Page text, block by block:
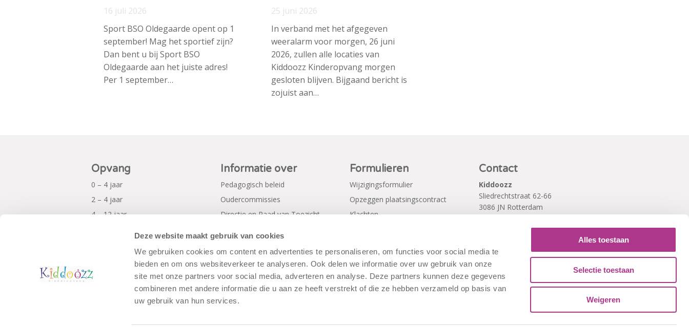
Deze website maakt gebruik van cookies
We gebruiken cookies om content en advertenties te personaliseren, om functies voor social media te
bieden en om ons websiteverkeer te analyseren. Ook delen we informatie over uw gebruik van onze
site met onze partners voor social media, adverteren en analyse. Deze partners kunnen deze gegevens
combineren met andere informatie die u aan ze heeft verstrekt of die ze hebben verzameld op basis van
uw gebruik van hun services.
Alles toestaan
Selectie toestaan
Weigeren
16 juli 2026
Sport BSO Oldegaarde opent op 1
september! Mag het sportief zijn?
Dan bent u bij Sport BSO
Oldegaarde aan het juiste adres!
Per 1 september…
25 juni 2026
In verband met het afgegeven
weeralarm voor morgen, 26 juni
2026, zullen alle locaties van
Kiddoozz Kinderopvang morgen
gesloten blijven. Bijgaand bericht is
zojuist aan…
Opvang
0 – 4 jaar
2 – 4 jaar
4 – 12 jaar
Informatie over
Pedagogisch beleid
Oudercommissies
Directie en Raad van Toezicht
Formulieren
Wijzigingsformulier
Opzeggen plaatsingscontract
Klachten
Contact
Kiddoozz
Sliedrechtstraat 62-66
3086 JN Rotterdam